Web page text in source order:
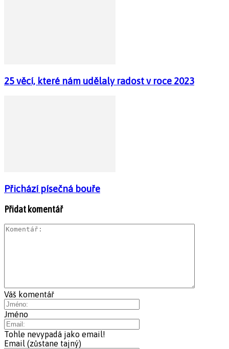
25 věcí, které nám udělaly radost v roce 2023
Přichází písečná bouře
Přidat komentář
Váš komentář
Jméno
Tohle nevypadá jako email!
Email (zůstane tajný)